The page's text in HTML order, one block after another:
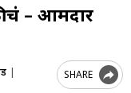
– आमदार
|
SHARE